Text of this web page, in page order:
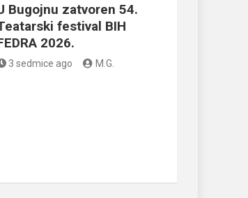
Bugojnu zatvoren 54.
festival BIH
2026.
3 sedmice ago M.G.